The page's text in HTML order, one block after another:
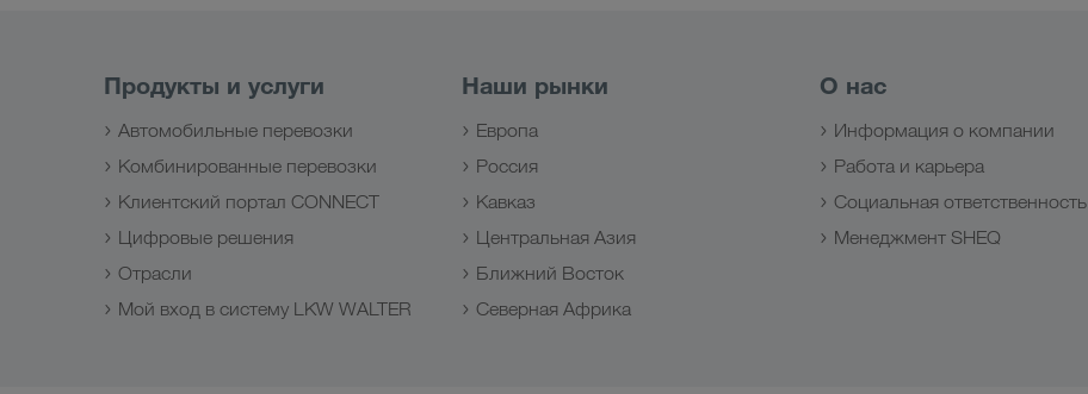
Продукты и услуги
Автомобильные перевозки
Комбинированные перевозки
Клиентский портал CONNECT
Цифровые решения
Отрасли
Мой вход в систему LKW WALTER
Наши рынки
Европа
Россия
Кавказ
Центральная Азия
Ближний Восток
Северная Африка
О нас
Информация о компании
Работа и карьера
Социальная ответственность
Менеджмент SHEQ